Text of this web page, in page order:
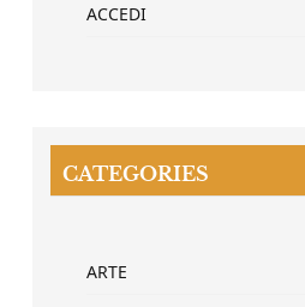
ACCEDI
CATEGORIES
ARTE